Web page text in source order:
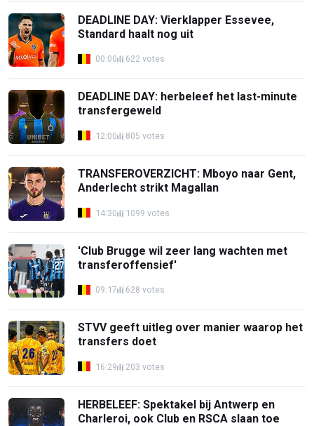
DEADLINE DAY: Vierklapper Essevee,
Standard haalt nog uit
00:00 622 votes
DEADLINE DAY: herbeleef het last-minute
transfergeweld
12:00 805 votes
TRANSFEROVERZICHT: Mboyo naar Gent,
Anderlecht strikt Magallan
14:30 1099 votes
'Club Brugge wil zeer lang wachten met
transferoffensief'
09:17 628 votes
STVV geeft uitleg over manier waarop het
transfers doet
16:29 203 votes
HERBELEEF: Spektakel bij Antwerp en
Charleroi, ook Club en RSCA slaan toe